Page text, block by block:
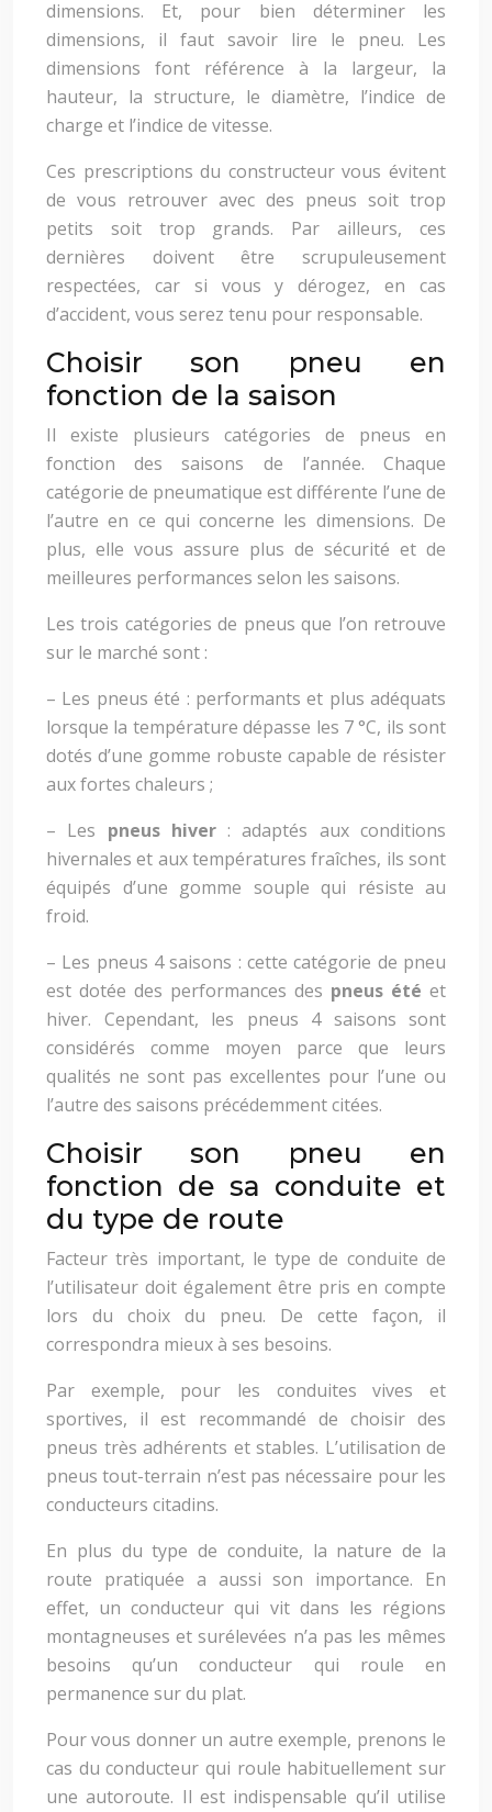
dimensions. Et, pour bien déterminer les
dimensions, il faut savoir lire le pneu. Les
dimensions font référence à la largeur, la
hauteur, la structure, le diamètre, l’indice de
charge et l’indice de vitesse.
Ces prescriptions du constructeur vous évitent
de vous retrouver avec des pneus soit trop
petits soit trop grands. Par ailleurs, ces
dernières doivent être scrupuleusement
respectées, car si vous y dérogez, en cas
d’accident, vous serez tenu pour responsable.
Choisir son pneu en
fonction de la saison
Il existe plusieurs catégories de pneus en
fonction des saisons de l’année. Chaque
catégorie de pneumatique est différente l’une de
l’autre en ce qui concerne les dimensions. De
plus, elle vous assure plus de sécurité et de
meilleures performances selon les saisons.
Les trois catégories de pneus que l’on retrouve
sur le marché sont :
– Les pneus été : performants et plus adéquats
lorsque la température dépasse les 7 °C, ils sont
dotés d’une gomme robuste capable de résister
aux fortes chaleurs ;
– Les pneus hiver: adaptés aux conditions
hivernales et aux températures fraîches, ils sont
équipés d’une gomme souple qui résiste au
froid.
– Les pneus 4 saisons : cette catégorie de pneu
est dotée des performances des pneus été et
hiver. Cependant, les pneus 4 saisons sont
considérés comme moyen parce que leurs
qualités ne sont pas excellentes pour l’une ou
l’autre des saisons précédemment citées.
Choisir son pneu en
fonction de sa conduite et
du type de route
Facteur très important, le type de conduite de
l’utilisateur doit également être pris en compte
lors du choix du pneu. De cette façon, il
correspondra mieux à ses besoins.
Par exemple, pour les conduites vives et
sportives, il est recommandé de choisir des
pneus très adhérents et stables. L’utilisation de
pneus tout-terrain n’est pas nécessaire pour les
conducteurs citadins.
En plus du type de conduite, la nature de la
route pratiquée a aussi son importance. En
effet, un conducteur qui vit dans les régions
montagneuses et surélevées n’a pas les mêmes
besoins qu’un conducteur qui roule en
permanence sur du plat.
Pour vous donner un autre exemple, prenons le
cas du conducteur qui roule habituellement sur
une autoroute. Il est indispensable qu’il utilise